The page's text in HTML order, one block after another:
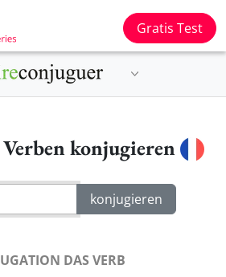
Gratis Test
Verben konjugieren
DAS VERB